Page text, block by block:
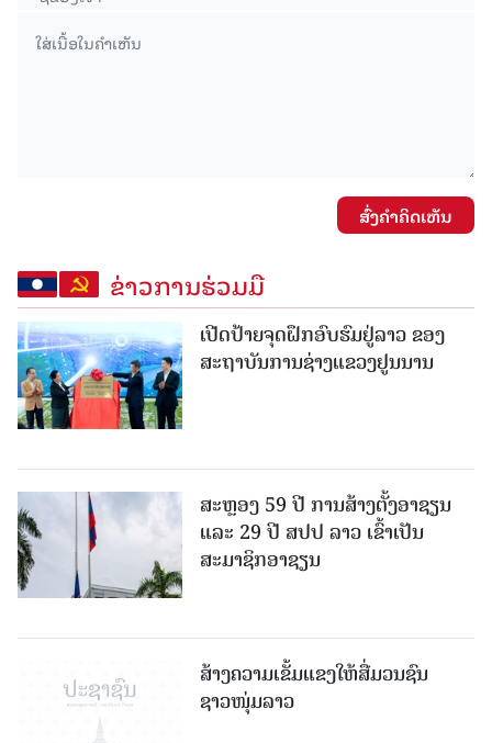
ສົ່ງຄໍາຄິດເຫັນ
ຂ່າວການຮ່ວມມື
ເປີດປ້າຍຈຸດຝຶກອົບຮົມຢູ່ລາວ ຂອງ
ສະຖາບັນການຊ່າງແຂວງຢູນນານ
ສະຫຼອງ 59 ປີ ການສ້າງຕັ້ງອາຊຽນ
ແລະ 29 ປີ ສປປ ລາວ ເຂົ້າເປັນ
ສະມາຊິກອາຊຽນ
ສ້າງຄວາມເຂັ້ມແຂງໃຫ້ສື່ມວນຊົນ
ຊາວໜຸ່ມລາວ